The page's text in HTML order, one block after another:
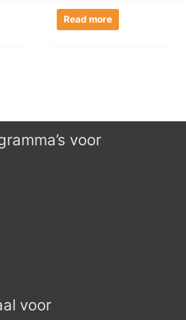
Read more
voor
voor